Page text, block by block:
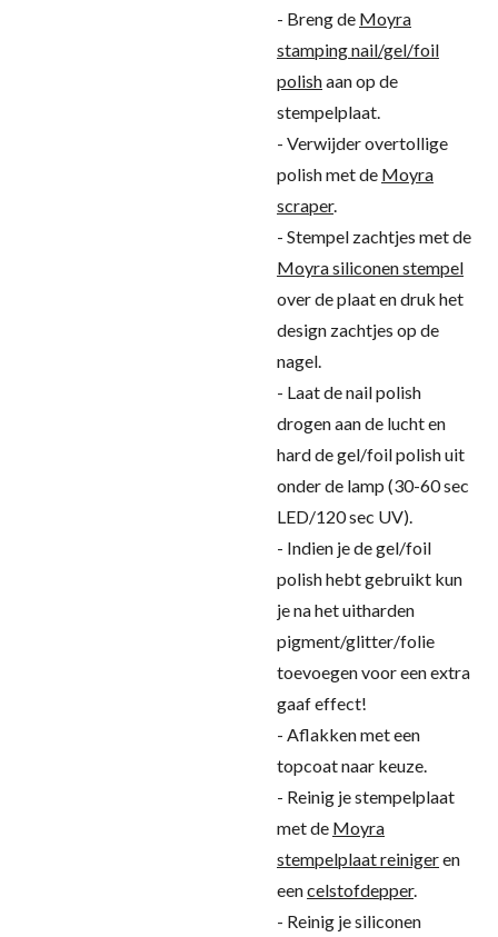
- Breng de Moyra
stamping nail/gel/foil
polishaan op de
stempelplaat.
- Verwijder overtollige
polish met de Moyra
scraper.
- Stempel zachtjes met de
Moyra siliconen stempel
over de plaat en druk het
design zachtjes op de
nagel.
- Laat de nail polish
drogen aan de lucht en
hard de gel/foil polish uit
onder de lamp (30-60 sec
LED/120 sec UV).
- Indien je de gel/foil
polish hebt gebruikt kun
je na het uitharden
pigment/glitter/folie
toevoegen voor een extra
gaaf effect!
- Aflakken met een
topcoat naar keuze.
- Reinig je stempelplaat
met de Moyra
stempelplaat reinigeren
eencelstofdepper.
- Reinig je siliconen